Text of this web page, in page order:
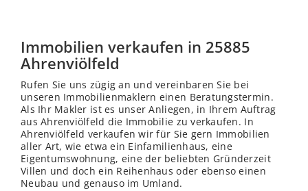
Immobilien verkaufen in 25885
Ahrenviölfeld
Rufen Sie uns zügig an und vereinbaren Sie bei
unseren Immobilienmaklern einen Beratungstermin.
Als Ihr Makler ist es unser Anliegen, in Ihrem Auftrag
aus Ahrenviölfeld die Immobilie zu verkaufen. In
Ahrenviölfeld verkaufen wir für Sie gern Immobilien
aller Art, wie etwa ein Einfamilienhaus, eine
Eigentumswohnung, eine der beliebten Gründerzeit
Villen und doch ein Reihenhaus oder ebenso einen
Neubau und genauso im Umland.